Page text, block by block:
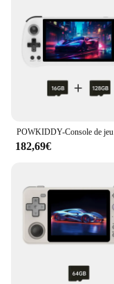
to withstand the
shape ensures
vibrant colors
speakers
enhancing the
inch screen,
**Designed for
Whether you're a
enthusiast, the
your gaming
makes it
choice for
design makes it
can enjoy your
rechargeable
extended
182,69€